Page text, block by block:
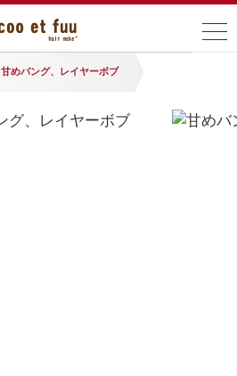
甘めバング、レイヤーボブ